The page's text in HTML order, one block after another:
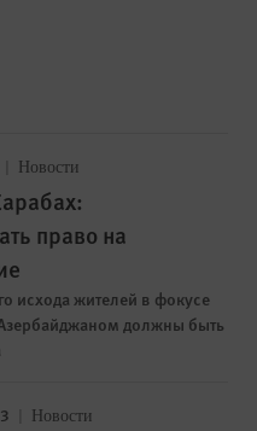
Новости
право на
исхода жителей в фокусе
должны быть
Новости